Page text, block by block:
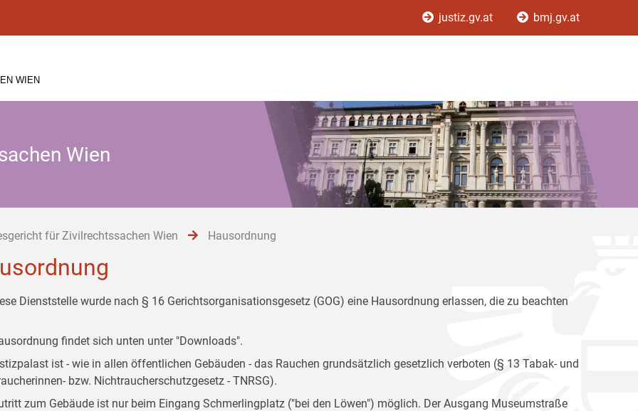
justiz.gv.at bmj.gv.at
WIEN
Wien
für Zivilrechtssachen Wien Hausordnung
Dienststelle wurde nach § 16 Gerichtsorganisationsgesetz (GOG) eine Hausordnung erlassen, die zu beachten
findet sich unten unter "Downloads".
ist - wie in allen öffentlichen Gebäuden - das Rauchen grundsätzlich gesetzlich verboten (§ 13 Tabak- und
bzw. Nichtraucherschutzgesetz - TNRSG).
zum Gebäude ist nur beim Eingang Schmerlingplatz ("bei den Löwen") möglich. Der Ausgang Museumstraße